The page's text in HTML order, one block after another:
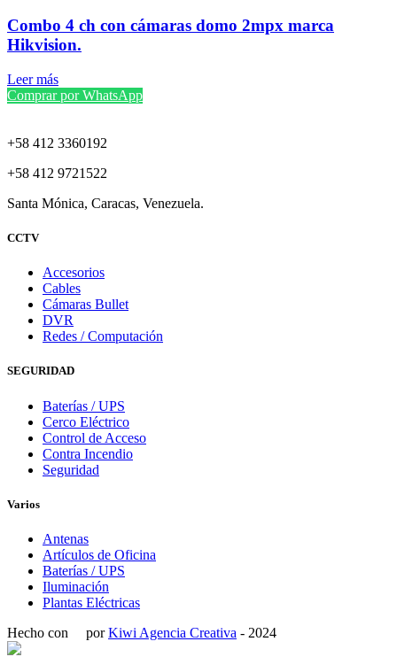
Combo 4 ch con cámaras domo 2mpx marca
Hikvision.
Leer más
Comprar por WhatsApp
+58 412 3360192
+58 412 9721522
Santa Mónica, Caracas, Venezuela.
CCTV
Accesorios
Cables
Cámaras Bullet
DVR
Redes / Computación
SEGURIDAD
Baterías / UPS
Cerco Eléctrico
Control de Acceso
Contra Incendio
Seguridad
Varios
Antenas
Artículos de Oficina
Baterías / UPS
Iluminación
Plantas Eléctricas
Hecho con
porKiwi Agencia Creativa - 2024